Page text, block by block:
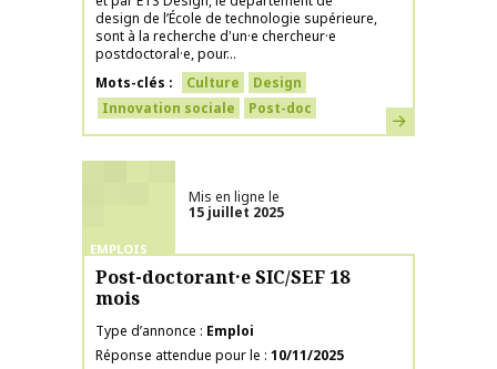
design de l’École de technologie supérieure,
sont à la recherche d'un·e chercheur·e
postdoctoral·e, pour...
Mots-clés
Culture
Design
Innovation sociale
Post-doc En savoir plus
EMPLOIS
Mis en ligne le
15 juillet 2025
Post-doctorant·e SIC/SEF 18
mois
Type d’annonce
Emploi
Réponse attendue pour le 10/11/2025